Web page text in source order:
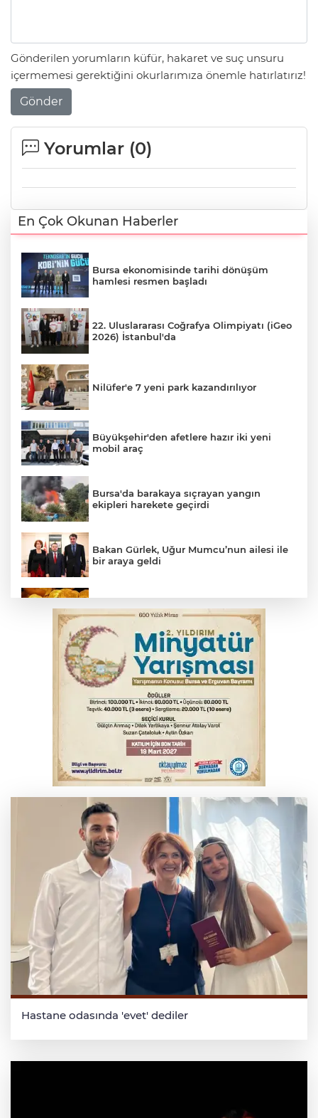
Gönderilen yorumların küfür, hakaret ve suç unsuru
içermemesi gerektiğini okurlarımıza önemle hatırlatırız!
Gönder
Yorumlar (0)
En Çok Okunan Haberler
Bursa ekonomisinde tarihi dönüşüm
hamlesi resmen başladı
22. Uluslararası Coğrafya Olimpiyatı (iGeo
2026) İstanbul'da
Nilüfer'e 7 yeni park kazandırılıyor
Büyükşehir'den afetlere hazır iki yeni
mobil araç
Bursa'da barakaya sıçrayan yangın
ekipleri harekete geçirdi
Bakan Gürlek, Uğur Mumcu’nun ailesi ile
bir araya geldi
Serbest piyasada altın fiyatları...
Yargıtay’dan primle çalışanlara müjde
Osmangazi’de iş arayanlara destek
Bursa’da bugün hava nasıl olacak?
Hastane odasında 'evet' dediler